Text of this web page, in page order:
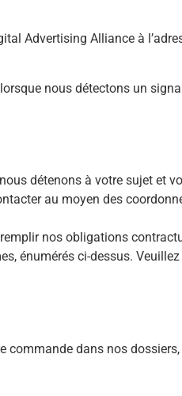
Advertising Alliance à
nous détectons un
détenons à votre sujet et
au moyen des
nos obligations
énumérés ci-dessus.
dans nos